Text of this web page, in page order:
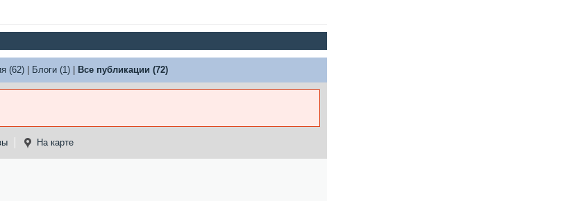
(62)| Блоги (1)| Все публикации (72)
На карте